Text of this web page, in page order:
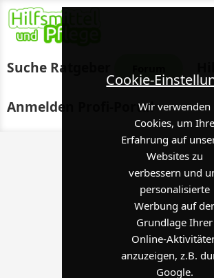
Cookie-
Wir verwenden
Cookies, um Ihre
Erfahrung auf
Websites zu
verbessern und
personalisierte
Werbung auf der
Grundlage Ihrer
Online-
anzuzeigen, z.B.
Google.
Suche Ratgeber
Anmelden Profi-Portal